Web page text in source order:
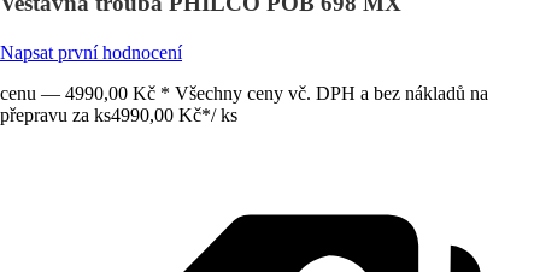
Napsat první hodnocení
cenu — 4990,00 Kč * Všechny ceny vč. DPH a bez nákladů na
přepravu za ks4990,00 Kč*/ ks